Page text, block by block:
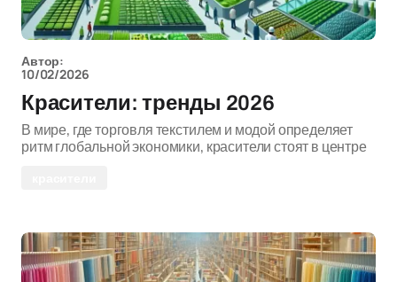
Автор:
10/02/2026
Красители: тренды 2026
В мире, где торговля текстилем и модой определяет
ритм глобальной экономики, красители стоят в центре